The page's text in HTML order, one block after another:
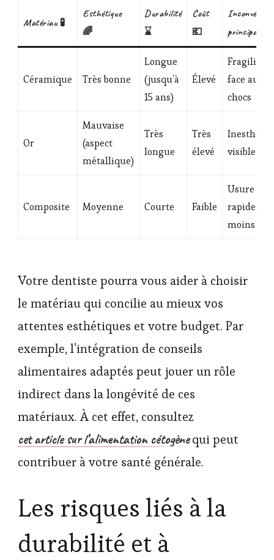
Matériau 🧪
Esthétique
🌈
Durabilité
⌛
Coût
💶
principaux
Céramique Très bonne
Longue
(jusqu’à
15 ans)
Élevé
Fragilité
face aux
chocs
Or
Mauvaise
(aspect
métallique)
Très
longue
Très
élevé
visible
Composite Moyenne Courte Faible
Usure
rapide,
moins
Votre dentiste pourra vous aider à choisir
le matériau qui concilie au mieux vos
attentes esthétiques et votre budget. Par
exemple, l’intégration de conseils
alimentaires adaptés peut jouer un rôle
indirect dans la longévité de ces
matériaux. À cet effet, consultez
cet article sur l’alimentation cétogènequi peut
contribuer à votre santé générale.
Les risques liés à la
durabilité et à